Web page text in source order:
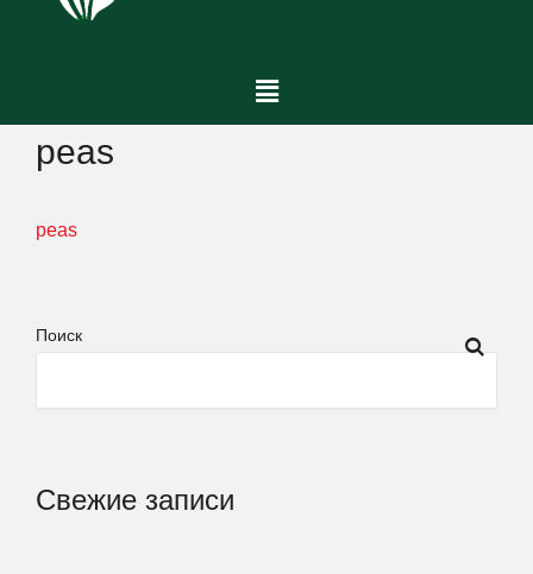
peas
peas
Поиск
Свежие записи